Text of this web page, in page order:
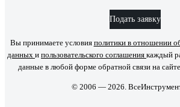
Подать заявку
Вы принимаете условия политики в отношении
данных и пользовательского соглашения каждый
данные в любой форме обратной связи на
© 2006 — 2026.